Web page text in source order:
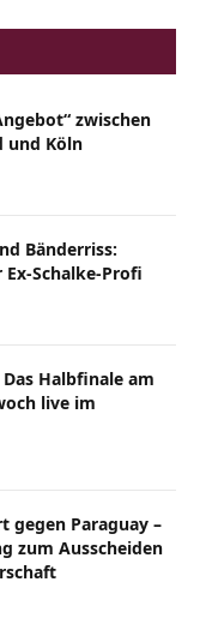
zwischen
und Köln
Bänderriss:
Schalke-Profi
Halbfinale am
live im
gegen Paraguay –
zum Ausscheiden